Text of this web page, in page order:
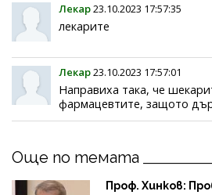
Лекар23.10.2023 17:57:35
лекарите
Лекар23.10.2023 17:57:01
Направиха така, че
фармацевтите, защото
Още по темата
Проф. Хинков: